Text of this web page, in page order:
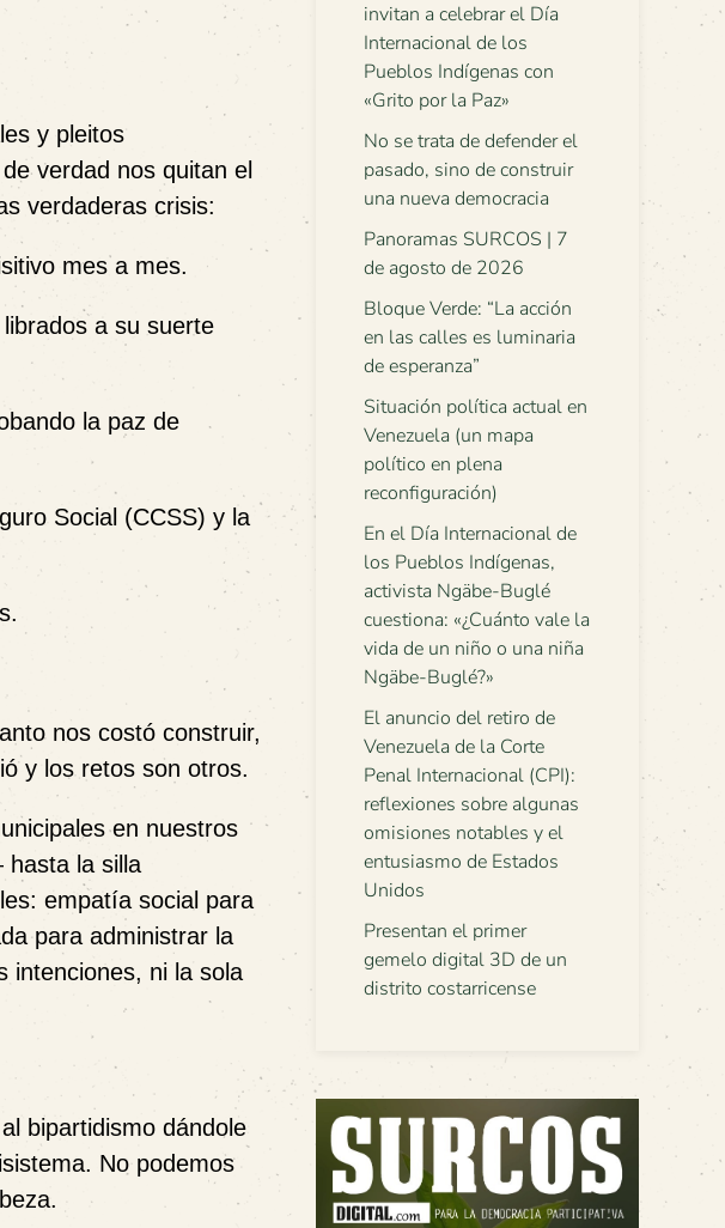
y pleitos
verdad nos quitan el
verdaderas crisis:
mes a mes.
a su suerte
la paz de
Social (CCSS) y la
nos costó construir,
y los retos son otros.
en nuestros
la silla
empatía social para
para administrar la
intenciones, ni la sola
bipartidismo dándole
No podemos
invitan a celebrar el Día
Internacional de los
Pueblos Indígenas con
«Grito por la Paz»
No se trata de defender el
pasado, sino de construir
una nueva democracia
Panoramas SURCOS | 7
de agosto de 2026
Bloque Verde: “La acción
en las calles es luminaria
de esperanza”
Situación política actual en
Venezuela (un mapa
político en plena
reconfiguración)
En el Día Internacional de
los Pueblos Indígenas,
activista Ngäbe-Buglé
cuestiona: «¿Cuánto vale la
vida de un niño o una niña
Ngäbe-Buglé?»
El anuncio del retiro de
Venezuela de la Corte
Penal Internacional (CPI):
reflexiones sobre algunas
omisiones notables y el
entusiasmo de Estados
Unidos
Presentan el primer
gemelo digital 3D de un
distrito costarricense